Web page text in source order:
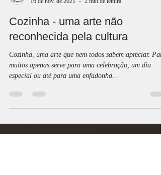
16 de nov. de 2021
2 min de leitura
Cozinha - uma arte não
reconhecida pela cultura
Cozinha, uma arte que nem todos sabem apreciar.
especial ou até para uma enfadonha...